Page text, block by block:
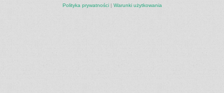
Polityka prywatności| Warunki użytkowania